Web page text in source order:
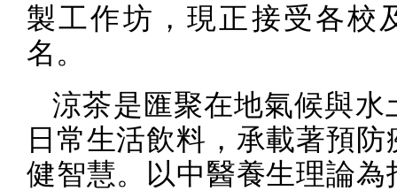
製工作坊，現正接受各校
名。
涼茶是匯聚在地氣候與水
日常生活飲料，承載著預防
健智慧。以中醫養生理論為